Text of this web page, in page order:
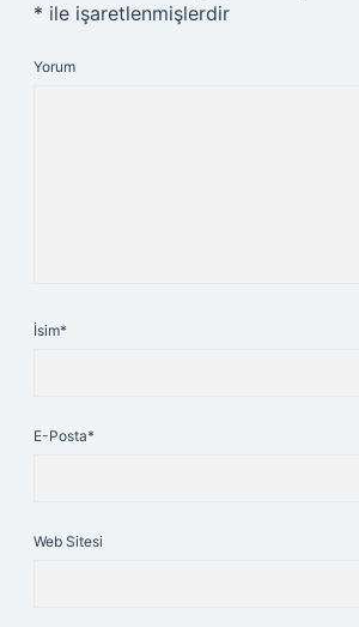
* ile işaretlenmişlerdir
Yorum
İsim*
E-Posta*
Web Sitesi